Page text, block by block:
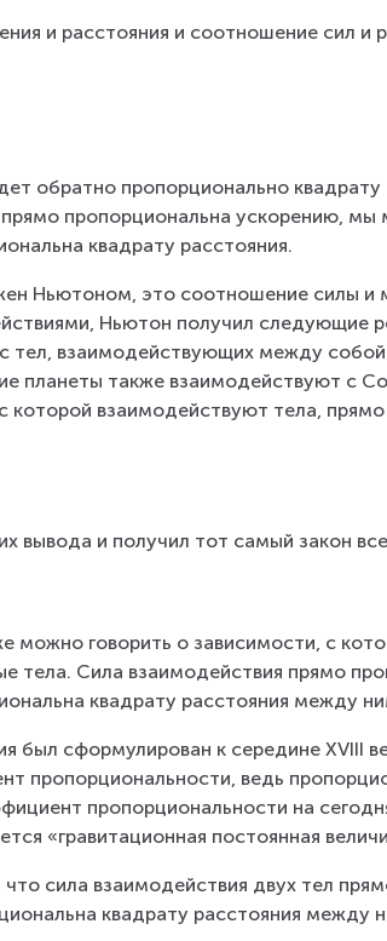
и расстояния и соотношение сил и
обратно пропорционально квадрату
пропорциональна ускорению,
квадрату расстояния.
Ньютоном, это соотношение силы и
Ньютон получил следующие
тел, взаимодействующих между
планеты также взаимодействуют с
взаимодействуют тела,
и получил тот самый закон
можно говорить о зависимости, с
тела. Сила взаимодействия прямо
квадрату расстояния между
был сформулирован к середине XVIII
пропорциональности, ведь
пропорциональности на
«гравитационная постоянная
что сила взаимодействия двух тел
квадрату расстояния между